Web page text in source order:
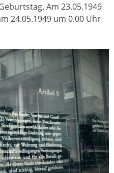
Am 23.05.1949
24.05.1949 um 0.00 Uhr